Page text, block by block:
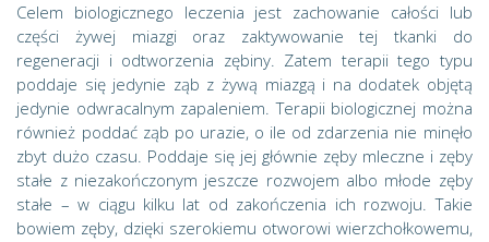
Celem biologicznego leczenia jest zachowanie całości lub
części żywej miazgi oraz zaktywowanie tej tkanki do
regeneracji i odtworzenia zębiny. Zatem terapii tego typu
poddaje się jedynie ząb z żywą miazgą i na dodatek objętą
jedynie odwracalnym zapaleniem. Terapii biologicznej można
również poddać ząb po urazie, o ile od zdarzenia nie minęło
zbyt dużo czasu. Poddaje się jej głównie zęby mleczne i zęby
stałe z niezakończonym jeszcze rozwojem albo młode zęby
stałe – w ciągu kilku lat od zakończenia ich rozwoju. Takie
bowiem zęby, dzięki szerokiemu otworowi wierzchołkowemu,